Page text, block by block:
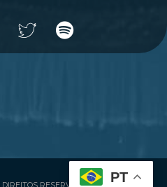
RESERVADOS PT